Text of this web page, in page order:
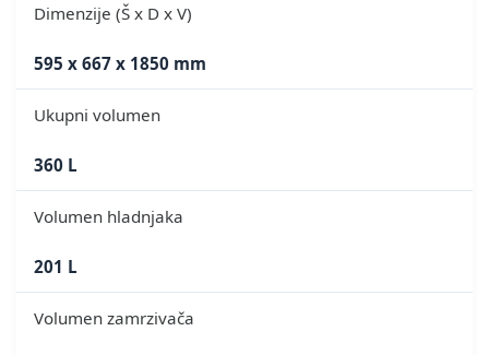
Dimenzije (Š x D x V)
595 x 667 x 1850 mm
Ukupni volumen
360 L
Volumen hladnjaka
201 L
Volumen zamrzivača